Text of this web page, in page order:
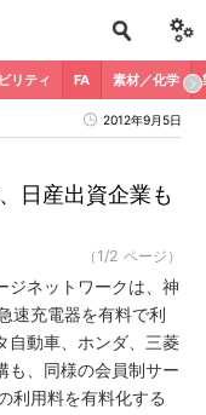
リティ FA 素材／化学
2012年9月5日
日産出資企業も
（1/2 ページ）
ジネットワークは、神
速充電器を有料で利
自動車、ホンダ、三菱
も、同様の会員制サー
利用料を有料化する